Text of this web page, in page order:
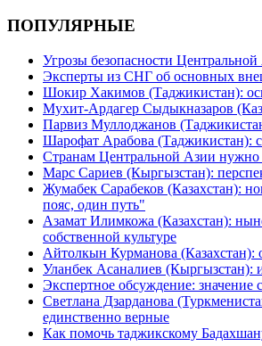
ПОПУЛЯРНЫЕ
Угрозы безопасности
Эксперты из СНГ об основных
Шокир Хакимов (Таджикистан):
Мухит-Ардагер Сыдыкназаров
Парвиз Муллоджанов
Шарофат Арабова (Таджикистан):
Странам Центральной Азии нужно
Марс Сариев (Кыргызстан):
Жумабек Сарабеков (Казахстан):
пояс, один путь"
Азамат Илимкожа (Казахстан):
собственной культуре
Айтолкын Курманова (Казахстан):
Уланбек Асаналиев (Кыргызстан):
Экспертное обсуждение:
Светлана Дзарданова
единственно верные
Как помочь таджикскому